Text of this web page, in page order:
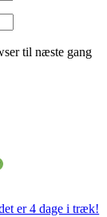
til næste gang
er 4 dage i træk!